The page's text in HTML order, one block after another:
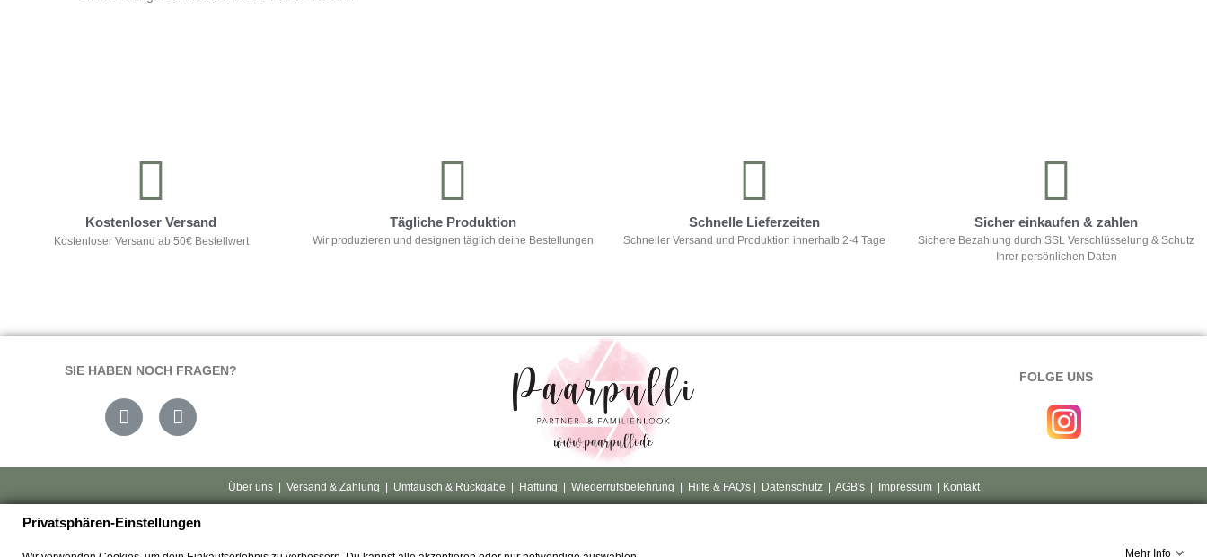
Kostenloser Versand
Kostenloser Versand ab 50€ Bestellwert
Tägliche Produktion
Wir produzieren und designen täglich deine Bestellungen
Schnelle Lieferzeiten
Schneller Versand und Produktion innerhalb 2-4 Tage
Sicher einkaufen & zahlen
Sichere Bezahlung durch SSL Verschlüsselung & Schutz
Ihrer persönlichen Daten
SIE HABEN NOCH FRAGEN? FOLGE UNS
Über uns| Versand & Zahlung Umtausch & Rückgabe Haftung Wiederrufsbelehrung Hilfe & FAQ's| Datenschutz| AGB's Impressum | Kontakt
Privatsphären-Einstellungen
Mehr Info